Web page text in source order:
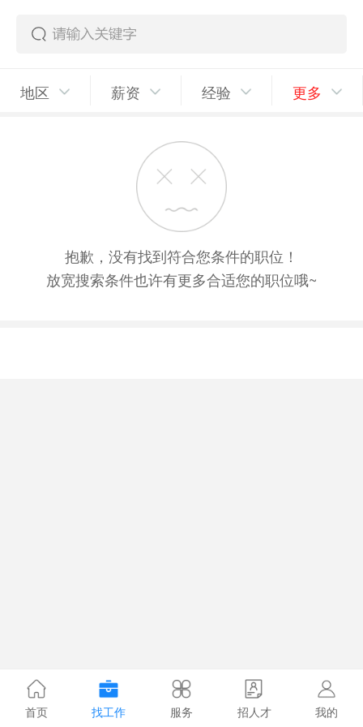
地区 薪资 经验 更多
抱歉，没有找到符合您条件的职位！
放宽搜索条件也许有更多合适您的职位哦~
首页 找工作 服务 招人才 我的